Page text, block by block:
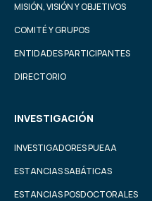
MISIÓN, VISIÓN Y OBJETIVOS
COMITÉ Y GRUPOS
ENTIDADES PARTICIPANTES
DIRECTORIO
INVESTIGACIÓN
INVESTIGADORES PUEAA
ESTANCIAS SABÁTICAS
ESTANCIAS POSDOCTORALES